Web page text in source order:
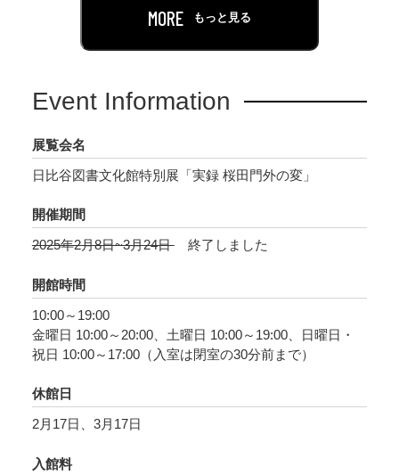
幕府最高職の暗殺は、社会をも動揺させ、様々
上げられることの多い「桜田門外の変」は、ど
伝えられたのでしょうか。絵画や資料から事件
をたどってみます。
MORE もっと見る
Event Information
展覧会名
日比谷図書文化館特別展「実録 桜田門外の変」
開催期間
2025年2月8日~3月24日
終了しました
開館時間
10:00～19:00
金曜日 10:00～20:00、土曜日 10:00～19:00、日曜日・
祝日 10:00～17:00（入室は閉室の30分前まで）
休館日
2月17日、3月17日
入館料